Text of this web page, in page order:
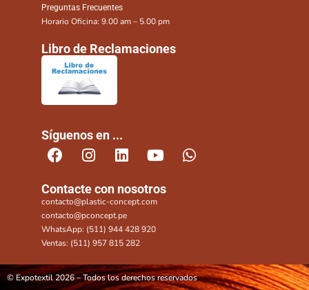
Preguntas Frecuentes
Horario Oficina: 9.00 am – 5.00 pm
Libro de Reclamaciones
Síguenos en ...
Contacte con nosotros
contacto@plastic-concept.com
contacto@pconcept.pe
WhatsApp: (511) 944 428 920
Ventas: (511) 957 815 282
© Expotextil 2026 – Todos los derechos reservados